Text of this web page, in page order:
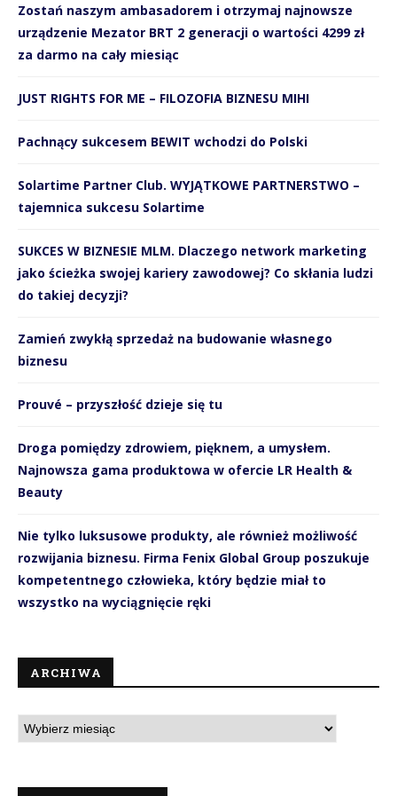
Zostań naszym ambasadorem i otrzymaj najnowsze
urządzenie Mezator BRT 2 generacji o wartości 4299 zł
za darmo na cały miesiąc
JUST RIGHTS FOR ME – FILOZOFIA BIZNESU MIHI
Pachnący sukcesem BEWIT wchodzi do Polski
Solartime Partner Club. WYJĄTKOWE PARTNERSTWO –
tajemnica sukcesu Solartime
SUKCES W BIZNESIE MLM. Dlaczego network marketing
jako ścieżka swojej kariery zawodowej? Co skłania ludzi
do takiej decyzji?
Zamień zwykłą sprzedaż na budowanie własnego
biznesu
Prouvé – przyszłość dzieje się tu
Droga pomiędzy zdrowiem, pięknem, a umysłem.
Najnowsza gama produktowa w ofercie LR Health &
Beauty
Nie tylko luksusowe produkty, ale również możliwość
rozwijania biznesu. Firma Fenix Global Group poszukuje
kompetentnego człowieka, który będzie miał to
wszystko na wyciągnięcie ręki
ARCHIWA